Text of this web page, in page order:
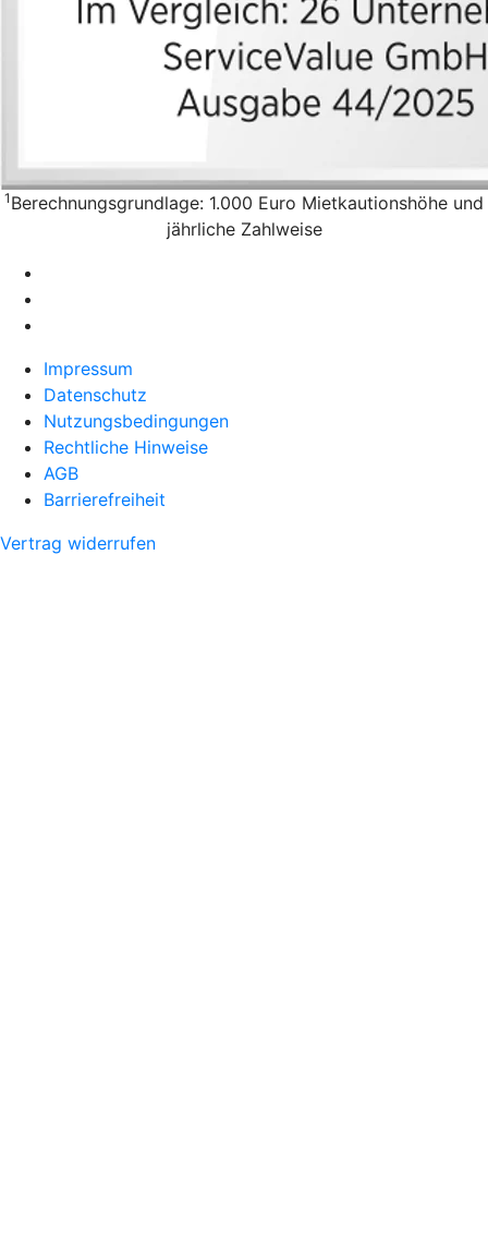
1 Berechnungsgrundlage: 1.000 Euro Mietkautionshöhe und
jährliche Zahlweise
Impressum
Datenschutz
Nutzungsbedingungen
Rechtliche Hinweise
AGB
Barrierefreiheit
Vertrag widerrufen